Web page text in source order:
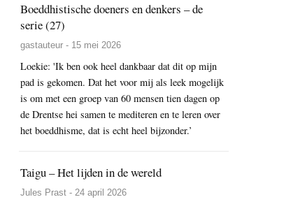
Boeddhistische doeners en denkers – de
serie (27)
gastauteur - 15 mei 2026
Loekie: 'Ik ben ook heel dankbaar dat dit op mijn
pad is gekomen. Dat het voor mij als leek mogelijk
is om met een groep van 60 mensen tien dagen op
de Drentse hei samen te mediteren en te leren over
het boeddhisme, dat is echt heel bijzonder.’
Taigu – Het lijden in de wereld
Jules Prast - 24 april 2026